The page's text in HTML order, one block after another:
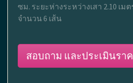
ซม. ระยะห่างระหว่างเสา 2.10 เม
จำนวน 6 เส้น
สอบถาม และประเมินรา